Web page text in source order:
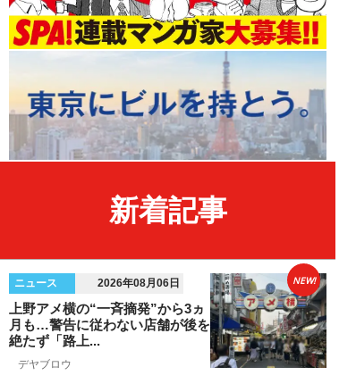
新着記事
ニュース 2026年08月06日
上野アメ横の“一斉摘発”から3ヵ
月も…警告に従わない店舗が後を
絶たず「路上...
デヤブロウ
NEW!